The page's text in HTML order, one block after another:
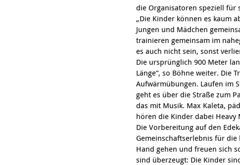
die Organisatoren speziell für
„Die Kinder können es kaum
Jungen und Mädchen
trainieren gemeinsam im
es auch nicht sein, sonst
Die ursprünglich 900 Meter
Länge“, so Böhne weiter. Die
Aufwärmübungen. Laufen im
geht es über die Straße zum
das mit Musik. Max Kaleta,
hören die Kinder dabei Heavy
Die Vorbereitung auf den
Gemeinschaftserlebnis für
Hand gehen und freuen sich
sind überzeugt: Die Kinder